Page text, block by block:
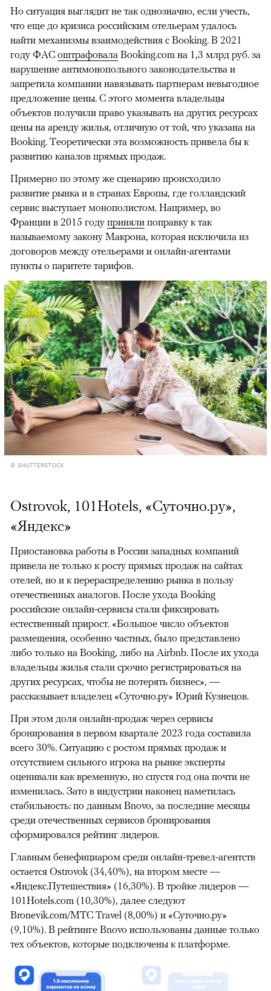
Но ситуация выглядит не так однозначно, если учесть,
что еще до кризиса российским отельерам удалось
найти механизмы взаимодействия с Booking. В 2021
году ФАС оштрафовала Booking.com на 1,3 млрд руб. за
нарушение антимонопольного законодательства и
запретила компании навязывать партнерам невыгодное
предложение цены. С этого момента владельцы
объектов получили право указывать на других ресурсах
цены на аренду жилья, отличную от той, что указана на
Booking. Теоретически эта возможность привела бы к
развитию каналов прямых продаж.
Примерно по этому же сценарию происходило
развитие рынка и в странах Европы, где голландский
сервис выступает монополистом. Например, во
Франции в 2015 году приняли поправку к так
называемому закону Макрона, которая исключила из
договоров между отельерами и онлайн-агентами
пункты о паритете тарифов.
© SHUTTERSTOCK
Ostrovok, 101Hotels, «Суточно.ру»,
«Яндекс»
Приостановка работы в России западных компаний
привела не только к росту прямых продаж на сайтах
отелей, но и к перераспределению рынка в пользу
отечественных аналогов. После ухода Booking
российские онлайн-сервисы стали фиксировать
естественный прирост. «Большое число объектов
размещения, особенно частных, было представлено
либо только на Booking, либо на Airbnb. После их ухода
владельцы жилья стали срочно регистрироваться на
других ресурсах, чтобы не потерять бизнес», —
рассказывает владелец «Суточно.ру» Юрий Кузнецов.
При этом доля онлайн-продаж через сервисы
бронирования в первом квартале 2023 года составила
всего 30%. Ситуацию с ростом прямых продаж и
отсутствием сильного игрока на рынке эксперты
оценивали как временную, но спустя год она почти не
изменилась. Зато в индустрии наконец наметилась
стабильность: по данным Bnovo, за последние месяцы
среди отечественных сервисов бронирования
сформировался рейтинг лидеров.
Главным бенефициаром среди онлайн-тревел-агентств
остается Ostrovok (34,40%), на втором месте —
«Яндекс.Путешествия» (16,30%). В тройке лидеров —
101Hotels.com (10,30%), далее следуют
Bronevik.com/MTC Travel (8,00%) и «Суточно.ру»
(9,10%). В рейтинге Bnovo использованы данные только
тех объектов, которые подключены к платформе.